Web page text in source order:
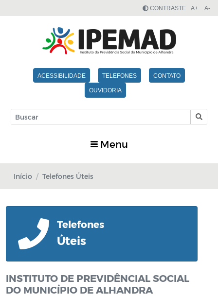
ACESSIBILIDADE TELEFONES CONTATO
OUVIDORIA
CONTRASTE A+ A-
Menu
Início Telefones Úteis
Telefones
Úteis
INSTITUTO DE PREVIDÊNCIAL SOCIAL
DO MUNICÍPIO DE ALHANDRA